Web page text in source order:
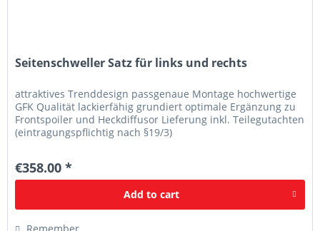
Seitenschweller Satz für links und rechts
attraktives Trenddesign passgenaue Montage hochwertige
GFK Qualität lackierfähig grundiert optimale Ergänzung zu
Frontspoiler und Heckdiffusor Lieferung inkl. Teilegutachten
(eintragungspflichtig nach §19/3)
€358.00 *
Add to cart